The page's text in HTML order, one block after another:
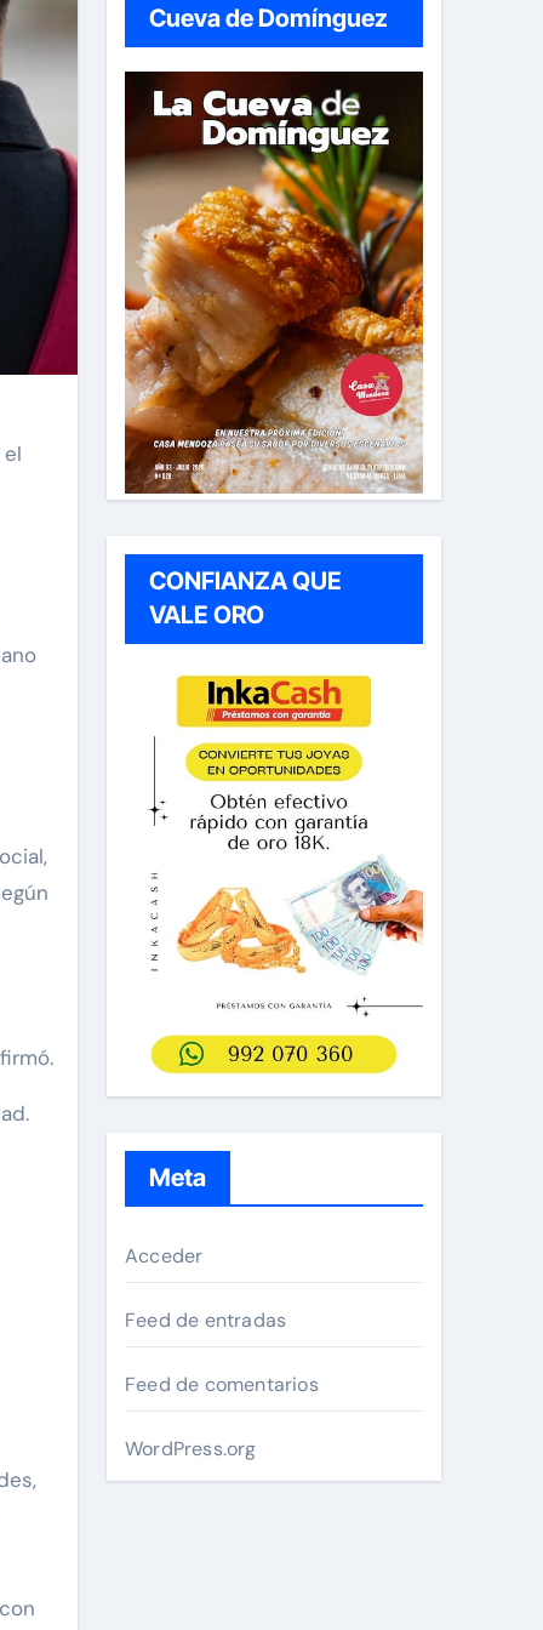
Cueva de Domínguez
CONFIANZA QUE
VALE ORO
Meta
Acceder
Feed de entradas
Feed de comentarios
WordPress.org